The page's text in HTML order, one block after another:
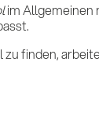
im Allgemeinen
zu finden,